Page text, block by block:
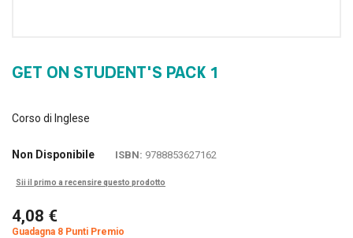
GET ON STUDENT'S PACK 1
Non Disponibile ISBN: 9788853627162
Sii il primo a recensire questo prodotto
4,08 €
Guadagna 8 Punti Premio
Corso di Inglese